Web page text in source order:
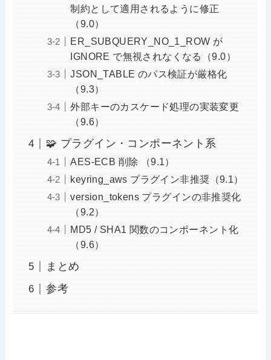
制約として適用されるように修正
（9.0）
ER_SUBQUERY_NO_1_ROW が
IGNORE で無視されなくなる（9.0）
JSON_TABLE のパス検証が厳格化
（9.3）
外部キーのカスケード処理の実装変更
（9.6）
🧩 プラグイン・コンポーネント系
AES-ECB 削除 （9.1）
keyring_aws プラグイン非推奨（9.1）
version_tokens プラグインの非推奨化
（9.2）
MD5 / SHA1 関数のコンポーネント化
（9.6）
まとめ
参考